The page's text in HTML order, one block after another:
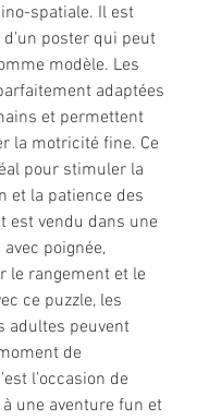
spatiale. Il est
poster qui peut
modèle. Les
adaptées
et permettent
la motricité fine. Ce
pour stimuler la
et la patience des
est vendu dans une
poignée,
le rangement et le
ce puzzle, les
adultes peuvent
de
l’occasion de
une aventure fun et